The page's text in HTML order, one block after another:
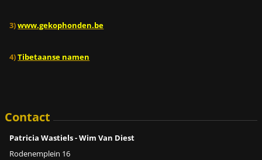
3)www.gekophonden.be
4)Tibetaanse namen
Contact
Patricia Wastiels - Wim Van Diest
Rodenemplein 16